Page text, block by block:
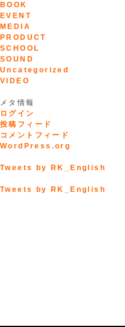
BOOK
EVENT
MEDIA
PRODUCT
SCHOOL
SOUND
Uncategorized
VIDEO
メタ情報
ログイン
投稿フィード
コメントフィード
WordPress.org
Tweets by RK_English
Tweets by RK_English